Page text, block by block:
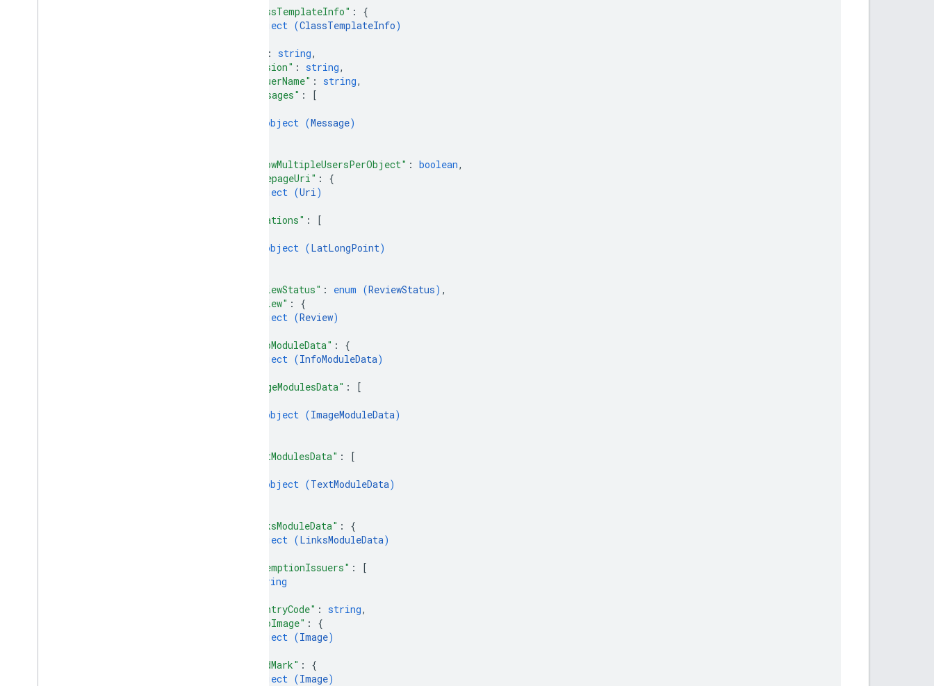
"classTemplateInfo" : {
object (ClassTemplateInfo)
: string,
"version" : string,
"issuerName" : string,
"messages" :
[
object (Message)
"allowMultipleUsersPerObject" : boolean,
"homepageUri" : {
object (Uri)
"locations" :
[
object (LatLongPoint)
"reviewStatus" : enum (ReviewStatus) ,
"review" : {
object (Review)
"infoModuleData" : {
object (InfoModuleData)
"imageModulesData" :
[
object (ImageModuleData)
"textModulesData" :
[
object (TextModuleData)
"linksModuleData" : {
object (LinksModuleData)
"redemptionIssuers" :
[
string
"countryCode" : string,
"heroImage" : {
object (Image)
"wordMark" : {
object (Image)